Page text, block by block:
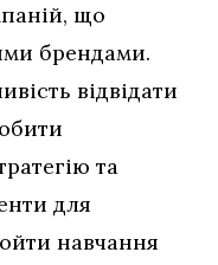
що
брендами.
відвідати
та
для
навчання